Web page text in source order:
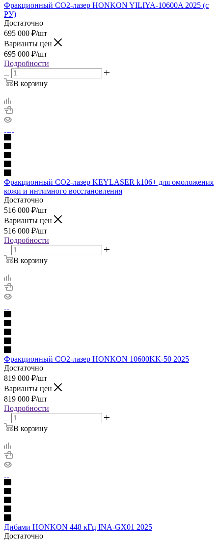
Фракционный CO2-лазер HONKON YILIYA-10600A 2025 (с
РУ)
Достаточно
695 000 ₽/шт
Варианты цен
695 000 ₽/шт
Подробности
В корзину
Фракционный CO2-лазер KEYLASER k106+ для омоложения
кожи и интимного восстановления
Достаточно
516 000 ₽/шт
Варианты цен
516 000 ₽/шт
Подробности
В корзину
Фракционный CO2-лазер HONKON 10600KK-50 2025
Достаточно
819 000 ₽/шт
Варианты цен
819 000 ₽/шт
Подробности
В корзину
Дибами HONKON 448 кГц INA-GX01 2025
Достаточно